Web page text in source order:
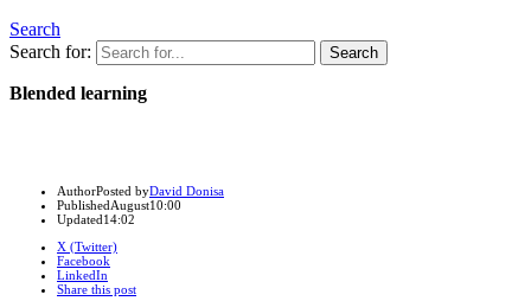
Search
Search for:
Blended learning
AuthorPosted byDavid Donisa
PublishedAugust10:00
Updated14:02
X (Twitter)
Facebook
LinkedIn
Share this post